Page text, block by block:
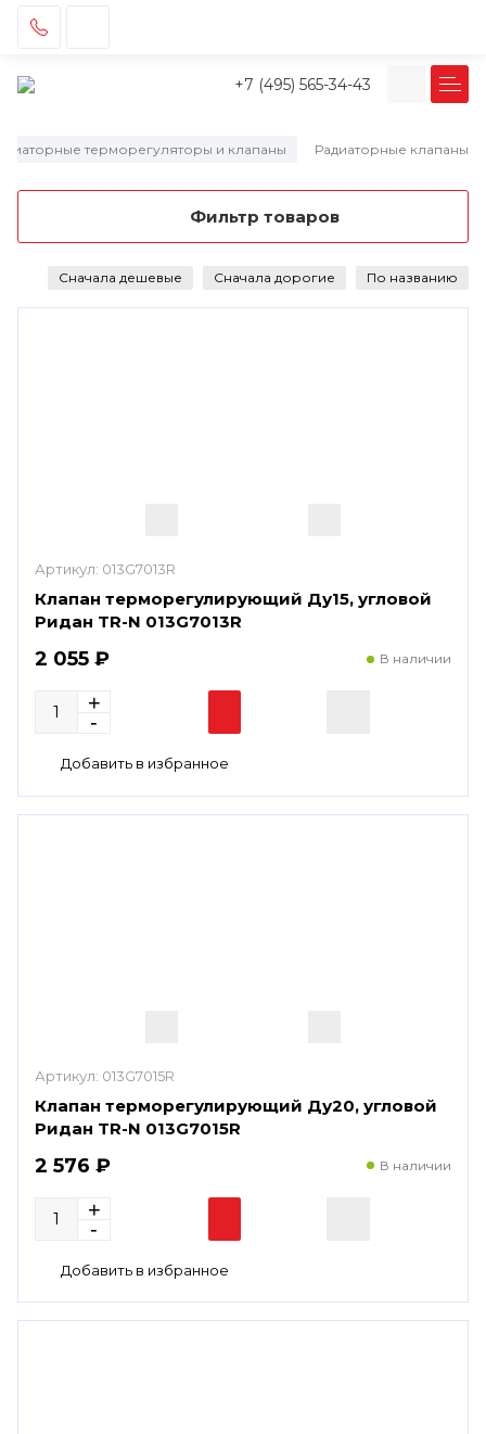
+7 (495) 565-34-43
терморегуляторы и клапаны Радиаторные клапаны
Фильтр товаров
Артикул: 013G7013R
Клапан терморегулирующий Ду15, угловой
Ридан TR-N 013G7013R
2 055 ₽ В наличии
Артикул: 013G7015R
Клапан терморегулирующий Ду20, угловой
Ридан TR-N 013G7015R
2 576 ₽ В наличии